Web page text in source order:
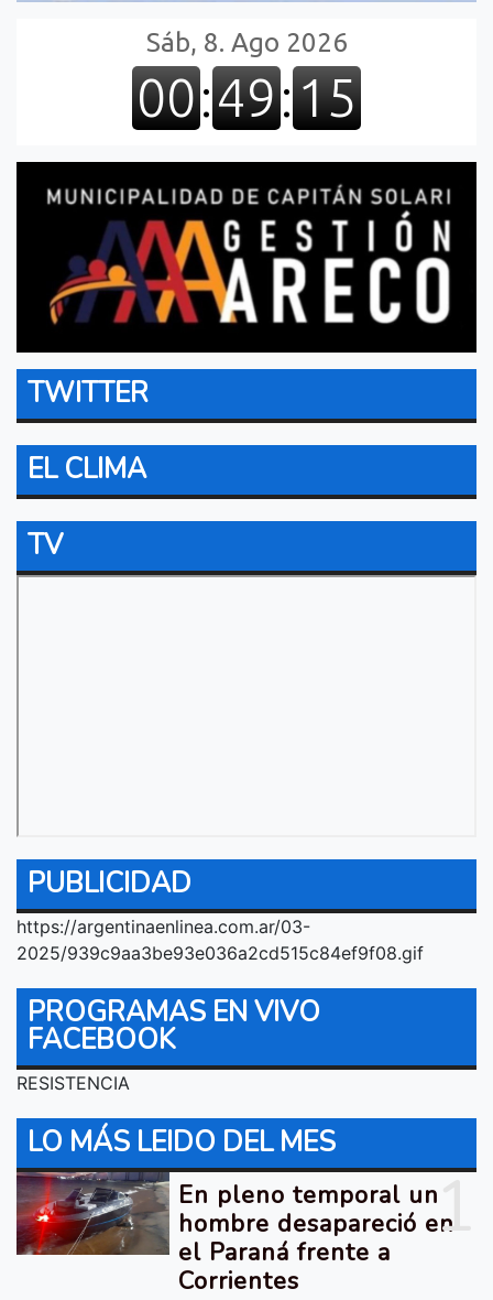
TWITTER
EL CLIMA
TV
PUBLICIDAD
https://argentinaenlinea.com.ar/03-
2025/939c9aa3be93e036a2cd515c84ef9f08.gif
PROGRAMAS EN VIVO
FACEBOOK
RESISTENCIA
LO MÁS LEIDO DEL MES
1
En pleno temporal un
hombre desapareció en
el Paraná frente a
Corrientes